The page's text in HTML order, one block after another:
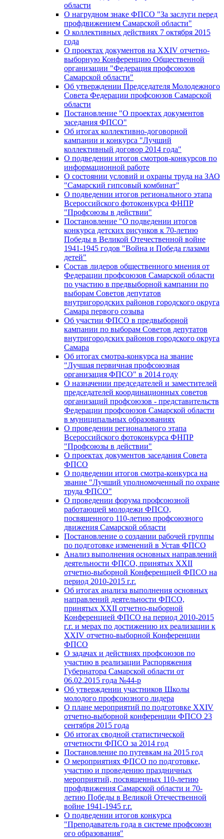
области
О нагрудном знаке ФПСО "За заслуги перед
профдвижением Самарской области"
О коллективных действиях 7 октября 2015
года
О проектах документов на XXIV отчетно-
выборную Конференцию Общественной
организации "Федерация профсоюзов
Самарской области"
Об утверждении Председателя Молодежного
Совета Федерации профсоюзов Самарской
области
Постановление "О проектах документов
заседания ФПСО"
Об итогах коллективно-договорной
кампании и конкурса "Лучший
коллективный договор 2014 года"
О подведении итогов смотров-конкурсов по
информационной работе
О состоянии условий и охраны труда на ЗАО
"Самарский гипсовый комбинат"
О подведении итогов регионального этапа
Всероссийского фотоконкурса ФНПР
"Профсоюзы в действии"
Постановление "О подведении итогов
конкурса детских рисунков к 70-летию
Победы в Великой Отечественной войне
1941-1945 годов "Война и Победа глазами
детей"
Состав лидеров общественного мнения от
Федерации профсоюзов Самарской области
по участию в предвыборной кампании по
выборам Советов депутатов
внутригородских районов городского округа
Самара первого созыва
Об участии ФПСО в предвыборной
кампании по выборам Советов депутатов
внутригородских районов городского округа
Самара
Об итогах смотра-конкурса на звание
"Лучшая первичная профсоюзная
организация ФПСО" в 2014 году
О назначении председателей и заместителей
председателей координационных советов
организаций профсоюзов - представительств
Федерации профсоюзов Самарской области
в муниципальных образованиях
О проведении регионального этапа
Всероссийского фотоконкурса ФНПР
"Профсоюзы в действии"
О проектах документов заседания Совета
ФПСО
О подведении итогов смотра-конкурса на
звание "Лучший уполномоченный по охране
труда ФПСО"
О проведении форума профсоюзной
работающей молодежи ФПСО,
посвященного 110-летию профсоюзного
движения Самарской области
Постановление о создании рабочей группы
по подготовке изменений в Устав ФПСО
Анализ выполнения основных направлений
деятельности ФПСО, принятых XXII
отчетно-выборной Конференцией ФПСО на
период 2010-2015 г.г.
Об итогах анализа выполнения основных
направлений деятельности ФПСО,
принятых XXII отчетно-выборной
Конференцией ФПСО на период 2010-2015
г.г. и мерах по достижению их реализации к
XXIV отчетно-выборной Конференции
ФПСО
О задачах и действиях профсоюзов по
участию в реализации Распоряжения
Губернатора Самарской области от
06.02.2015 года №44-р
Об утверждении участников Школы
молодого профсоюзного лидера
О плане мероприятий по подготовке XXIV
отчетно-выборной конференции ФПСО 23
сентября 2015 года
Об итогах сводной статистической
отчетности ФПСО за 2014 год
Постановление по путевкам на 2015 год
О мероприятиях ФПСО по подготовке,
участию и проведению праздничных
мероприятий, посвященных 110-летию
профдвижения Самарской области и 70-
летию Победы в Великой Отечественной
войне 1941-1945 г.г.
О подведении итогов конкурса
"Преподаватель года в системе профсоюзн
ого образования"